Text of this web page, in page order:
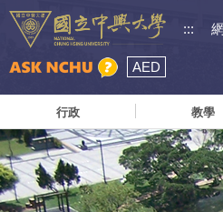
:::
AED
行政 教學